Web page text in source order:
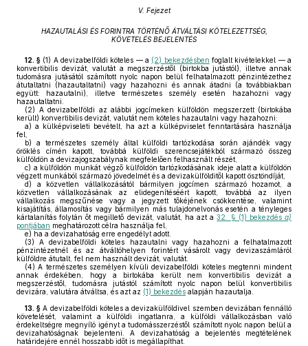
V. Fejezet
HAZAUTALÁSI ÉS FORINTRA TÖRTÉNŐ ÁTVÁLTÁSI KÖTELEZETTSÉG,
KÖVETELÉS BEJELENTÉS
12. § (1) A devizabelföldi köteles — a (2) bekezdésben foglalt kivételekkel — a
konvertibilis devizát, valutát a megszerzéstől (birtokba jutástól), illetve annak
tudomásra jutásától számított nyolc napon belül felhatalmazott pénzintézethez
átutaltatni (hazautaltatni) vagy hazahozni és annak átadni (a továbbiakban
együtt: hazautalni), illetve természetes személy esetén hazahozni vagy
hazautaltatni.
(2) A devizabelföldi az alábbi jogcímeken külföldön megszerzett (birtokába
került) konvertibilis devizát, valutát nem köteles hazautalni vagy hazahozni:
a) a külképviseleti bevételt, ha azt a külképviselet fenntartására használja
fel,
b) a természetes személy által külföldi tartózkodása során ajándék vagy
öröklés címén kapott, továbbá külföldi szerencsejátékból származó összeg
külföldön a devizajogszabálynak megfelelően felhasznált részét,
c) a külföldön munkát végző külföldön tartózkodásának ideje alatt a külföldön
végzett munkából származó jövedelmét és a devizakülfölditől kapott ösztöndíját,
d) a közvetlen vállalkozásától bármilyen jogcímen származó hozamot, a
közvetlen vállalkozásának az elidegenítéséért kapott, továbbá az ilyen
vállalkozás megszűnése vagy a jegyzett tőkéjének csökkentése, valamint
kisajátítás, államosítás vagy bármilyen más tulajdonelvonás esetén a tényleges
kártalanítás folytán őt megillető devizát, valutát, ha azt a32. § (1) bekezdésa)
pontjában meghatározott célra használja fel,
e) ha a devizahatóság erre engedélyt adott.
(3) A devizabelföldi köteles hazautalni vagy hazahozni a felhatalmazott
pénzintézetnél és az átváltóhelyen forintért vásárolt vagy devizaszámláról
külföldre átutalt, fel nem használt devizát, valutát.
(4) A természetes személyen kívüli devizabelföldi köteles megtenni mindent
annak érdekében, hogy a birtokába került nem konvertibilis devizát a
megszerzéstől, tudomásra jutástól számított nyolc napon belül konvertibilis
devizára, valutára átváltsa, és azt az (1) bekezdés alapján hazautalja.
13. § A devizabelföldi köteles a devizakülföldivel szemben devizában fennálló
követelését, valamint a külföldi ingatlanra, a külföldi vállalkozásban való
érdekeltségre megnyíló igényt a tudomásszerzéstől számított nyolc napon belül a
devizahatóságnak bejelenteni. A devizahatóság a bejelentés megtételének
határidejére ennél hosszabb időt is megállapíthat.